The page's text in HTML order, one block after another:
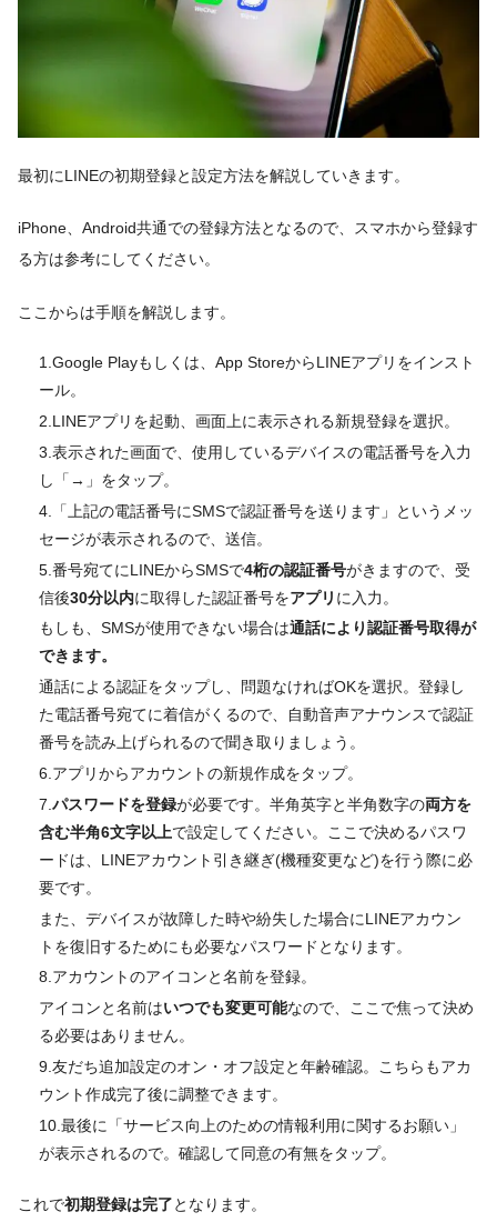
最初にLINEの初期登録と設定方法を解説していきます。
iPhone、Android共通での登録方法となるので、スマホから登録す
る方は参考にしてください。
ここからは手順を解説します。
1.Google Playもしくは、App StoreからLINEアプリをインスト
ール。
2.LINEアプリを起動、画面上に表示される新規登録を選択。
3.表示された画面で、使用しているデバイスの電話番号を入力
し「 →」をタップ。
4.「上記の電話番号にSMSで認証番号を送ります」というメッ
セージが表示されるので、 送信。
5.番号宛てにLINEからSMSで4桁の認証番号がきますので、受
信後30分以内に取得した認証番号をアプリ に入力。
もしも、SMSが使用できない場合は通話により認証番号取得が
できます。
通話による認証をタップし、問題なければOKを選択。登録し
た電話番号宛てに着信がくるので、自動音声アナウンスで認証
番号を読み上げられるので聞き取りましょう。
6.アプリからアカウントの新規作成をタップ。
7. パスワードを登録が必要です。半角英字と半角数字の両方を
含む半角6文字以上で設定してください。ここで決めるパスワ
ードは、LINEアカウント引き継ぎ(機種変更など)を行う際に必
要です。
また、デバイスが故障した時や紛失した場合にLINEアカウン
トを復旧するためにも必要なパスワードとなります。
8.アカウントのアイコンと名前を登録。
アイコンと名前はいつでも変更可能なので、ここで焦って決め
る必要はありません。
9.友だち追加設定のオン・オフ設定と年齢確認。こちらもアカ
ウント作成完了後に調整できます。
10.最後に「サービス向上のための情報利用に関するお願い」
が表示されるので。確認して同意の有無をタップ。
これで初期登録は完了となります。